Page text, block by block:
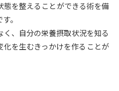
を整えることができる術を備
。
、自分の栄養摂取状況を知る
化を生むきっかけを作ることが